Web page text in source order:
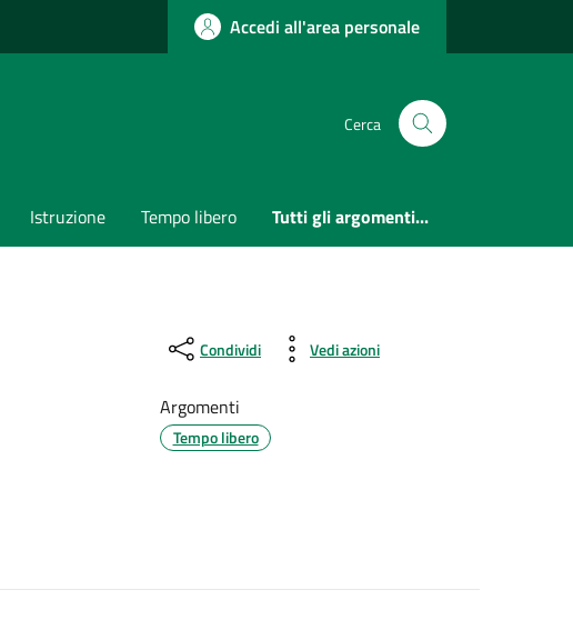
Accedi all'area personale
Cerca
Istruzione Tempo libero Tutti gli argomenti...
Condividi Vedi azioni
Argomenti
Tempo libero